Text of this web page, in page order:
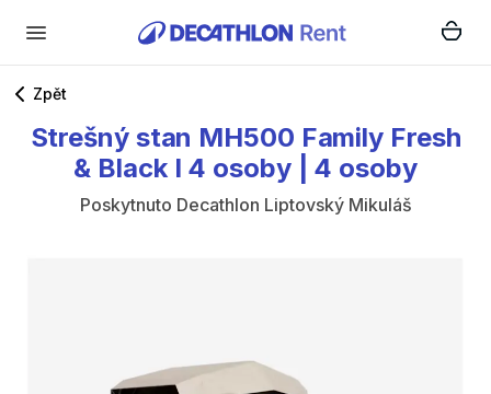
Zpět
Strešný stan MH500 Family Fresh
& Black I 4 osoby 4 osoby
Poskytnuto Decathlon Liptovský Mikuláš